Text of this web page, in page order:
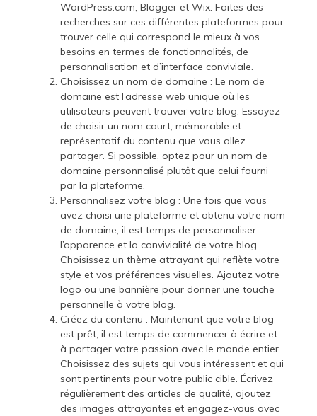
WordPress.com, Blogger et Wix. Faites des
recherches sur ces différentes plateformes pour
trouver celle qui correspond le mieux à vos
besoins en termes de fonctionnalités, de
personnalisation et d’interface conviviale.
Choisissez un nom de domaine : Le nom de
domaine est l’adresse web unique où les
utilisateurs peuvent trouver votre blog. Essayez
de choisir un nom court, mémorable et
représentatif du contenu que vous allez
partager. Si possible, optez pour un nom de
domaine personnalisé plutôt que celui fourni
par la plateforme.
Personnalisez votre blog : Une fois que vous
avez choisi une plateforme et obtenu votre nom
de domaine, il est temps de personnaliser
l’apparence et la convivialité de votre blog.
Choisissez un thème attrayant qui reflète votre
style et vos préférences visuelles. Ajoutez votre
logo ou une bannière pour donner une touche
personnelle à votre blog.
Créez du contenu : Maintenant que votre blog
est prêt, il est temps de commencer à écrire et
à partager votre passion avec le monde entier.
Choisissez des sujets qui vous intéressent et qui
sont pertinents pour votre public cible. Écrivez
régulièrement des articles de qualité, ajoutez
des images attrayantes et engagez-vous avec